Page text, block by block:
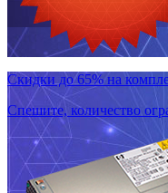
Скидки до 65% на
Спешите, количество